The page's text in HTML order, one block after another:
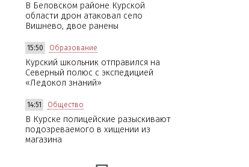
В Беловском районе Курской
области дрон атаковал село
Вишнево, двое ранены
15:50 Образование
Курский школьник отправился на
Северный полюс с экспедицией
«Ледокол знаний»
14:51 Общество
В Курске полицейские разыскивают
подозреваемого в хищении из
магазина